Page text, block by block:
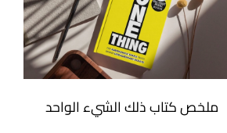
ملخص كتاب ذلك الشيء الواحد